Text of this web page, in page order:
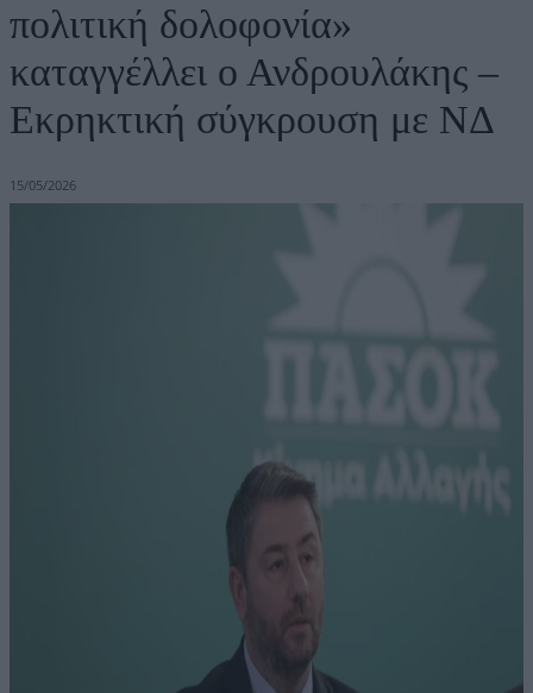
πολιτική δολοφονία»
καταγγέλλει ο Ανδρουλάκης –
Εκρηκτική σύγκρουση με ΝΔ
15/05/2026